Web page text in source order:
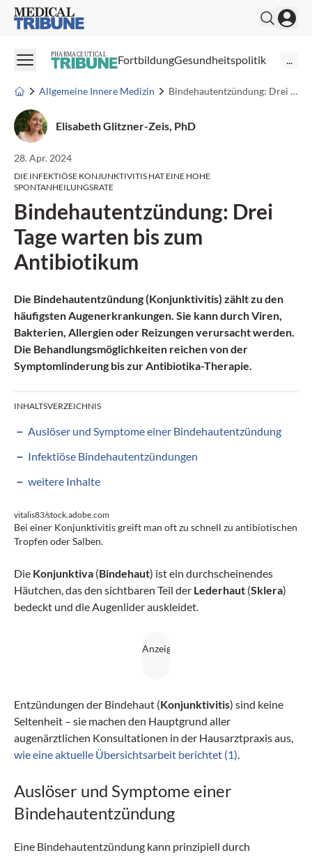
Medical Tribune
PHARMACEUTICAL FortbildungGesundheitspolitik ...
Allgemeine Innere Medizin Bindehautentzündung: Drei Tage warten bis zum Antibiotikum
Elisabeth Glitzner-Zeis, PhD
28. Apr. 2024
DIE INFEKTIÖSE KONJUNKTIVITIS HAT EINE HOHE
SPONTANHEILUNGSRATE
Bindehautentzündung: Drei
Tage warten bis zum
Antibiotikum
Die Bindehautentzündung (Konjunktivitis) zählt zu den
häufigsten Augenerkrankungen. Sie kann durch Viren,
Bakterien, Allergien oder Reizungen verursacht werden.
Die Behandlungsmöglichkeiten reichen von der
Symptomlinderung bis zur Antibiotika-Therapie.
INHALTSVERZEICHNIS
Auslöser und Symptome einer Bindehautentzündung
Infektiöse Bindehautentzündungen
weitere Inhalte
vitalis83/stock.adobe.com
Bei einer Konjunktivitis greift man oft zu schnell zu antibiotischen
Tropfen oder Salben.
Die Konjunktiva (Bindehaut) ist ein durchscheinendes
Häutchen, das den sichtbaren Teil der Lederhaut (Sklera)
bedeckt und die Augenlider auskleidet.
Entzündungen der Bindehaut (Konjunktivitis) sind keine
Seltenheit – sie machen den Hauptgrund aller
augenärztlichen Konsultationen in der Hausarztpraxis aus,
wie eine aktuelle Übersichtsarbeit berichtet (1)
Auslöser und Symptome einer
Bindehautentzündung
Eine Bindehautentzündung kann prinzipiell durch